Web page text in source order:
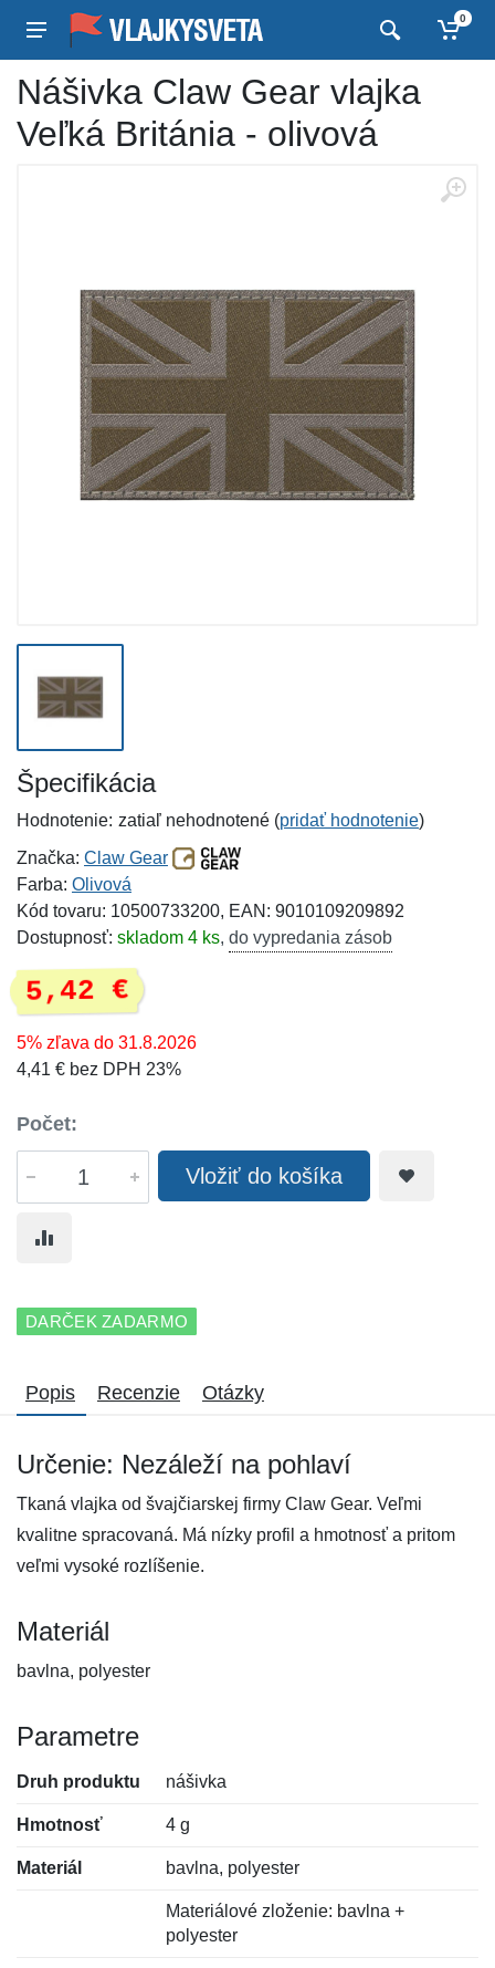
0
Nášivka Claw Gear vlajka
Veľká Británia - olivová
Špecifikácia
Hodnotenie: zatiaľ nehodnotené (pridať hodnotenie)
Značka: Claw Gear
Farba: Olivová
Kód tovaru: 10500733200, EAN: 9010109209892
Dostupnosť: skladom 4 ks, do vypredania zásob
5,42 €
5% zľava do 31.8.2026
4,41 € bez DPH 23%
Počet:
Vložiť do košíka
DARČEK ZADARMO
Popis Recenzie Otázky
Určenie: Nezáleží na pohlaví
Tkaná vlajka od švajčiarskej firmy Claw Gear. Veľmi
kvalitne spracovaná. Má nízky profil a hmotnosť a pritom
veľmi vysoké rozlíšenie.
Materiál
bavlna, polyester
Parametre
Druh produktu nášivka
Hmotnosť 4 g
Materiál bavlna, polyester
Materiálové zloženie: bavlna +
polyester